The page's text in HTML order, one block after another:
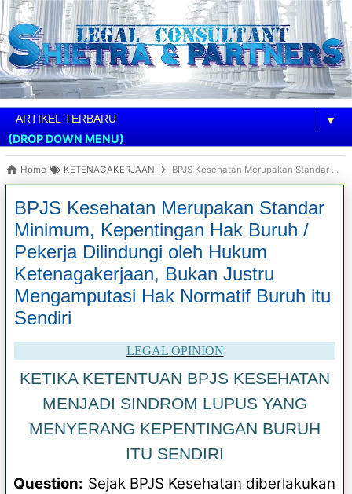
▼
(DROP DOWN MENU)
Home KETENAGAKERJAAN BPJS Kesehatan Merupakan Standar Minimum, Kepentingan Hak Buruh / Pekerja Dilindungi oleh Hukum Ketenagakerjaan, Bukan Justru Mengamputasi Hak Normatif Buruh itu Sendiri
BPJS Kesehatan Merupakan Standar
Minimum, Kepentingan Hak Buruh /
Pekerja Dilindungi oleh Hukum
Ketenagakerjaan, Bukan Justru
Mengamputasi Hak Normatif Buruh itu
Sendiri
LEGAL OPINION
KETIKA KETENTUAN BPJS KESEHATAN
MENJADI SINDROM LUPUS YANG
MENYERANG KEPENTINGAN BURUH
ITU SENDIRI
Question: Sejak BPJS Kesehatan diberlakukan